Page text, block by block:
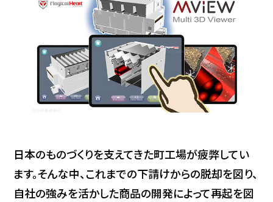
日本のものづくりを支えてきた町工場が疲弊してい
ます。そんな中、これまでの下請けからの脱却を図り、
自社の強みを活かした商品の開発によって再起を図